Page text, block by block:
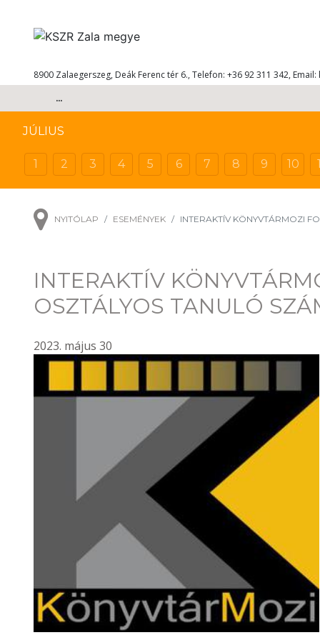
8900 Zalaegerszeg, Deák Ferenc tér 6., Telefon: +36 92 311 342, Email:
...
JÚLIUS
1 2 3 4 5 6 7 8 9 10
NYITÓLAP ESEMÉNYEK INTERAKTÍV KÖNYVTÁRMOZI
INTERAKTÍV
OSZTÁLYOS TANULÓ
2023. május 30